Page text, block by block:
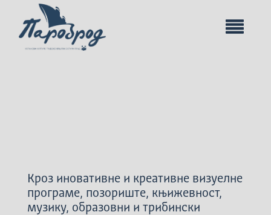
Кроз иновативне и креативне визуелне
програме, позориште, књижевност,
музику, образовни и трибински